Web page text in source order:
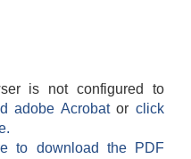
is not configured to
adobe Acrobatorclick
to download the PDF